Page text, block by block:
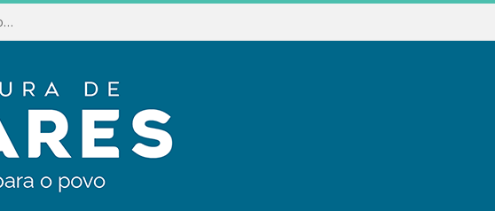
Conselho Municipal de Assistência Social realiza oficina aos servidores